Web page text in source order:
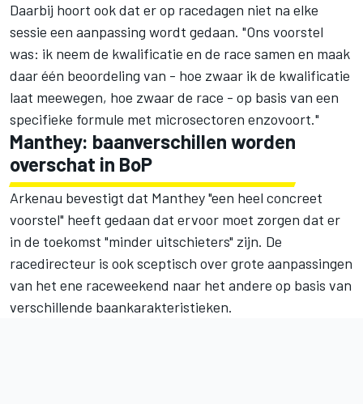
Daarbij hoort ook dat er op racedagen niet na elke
sessie een aanpassing wordt gedaan. "Ons voorstel
was: ik neem de kwalificatie en de race samen en maak
daar één beoordeling van - hoe zwaar ik de kwalificatie
laat meewegen, hoe zwaar de race - op basis van een
specifieke formule met microsectoren enzovoort."
Manthey: baanverschillen worden
overschat in BoP
Arkenau bevestigt dat Manthey "een heel concreet
voorstel" heeft gedaan dat ervoor moet zorgen dat er
in de toekomst "minder uitschieters" zijn. De
racedirecteur is ook sceptisch over grote aanpassingen
van het ene raceweekend naar het andere op basis van
verschillende baankarakteristieken.